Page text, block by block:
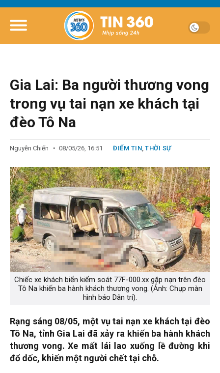
Gia Lai: Ba người thương vong
trong vụ tai nạn xe khách tại
đèo Tô Na
Nguyễn Chiến 08/05/26, 16:51 ĐIỂM TIN, THỜI SỰ
Chiếc xe khách biển kiểm soát 77F-000.xx gặp nạn trên đèo
Tô Na khiến ba hành khách thương vong. (Ảnh: Chụp màn
hình báo Dân trí).
Rạng sáng 08/05, một vụ tai nạn xe khách tại đèo
Tô Na, tỉnh Gia Lai đã xảy ra khiến ba hành khách
thương vong. Xe mất lái lao xuống lề đường khi
đổ dốc, khiến một người chết tại chỗ.